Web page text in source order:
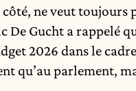
ne veut toujours
De Gucht a rappelé
2026 dans le
qu’au parlement,